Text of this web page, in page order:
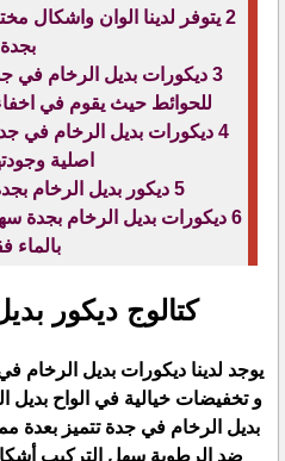
2 يتوفر لدينا الوان واشكال
3 ديكورات بديل الرخام في
للحوائط حيث يقوم في
4 ديكورات بديل الرخام في
اصلية
5 ديكور بديل الرخام بجده وزنها يكون خفيف .
6 ديكورات بديل الرخام
بالماء
كتالوج ديكور
يوجد لدينا ديكورات بديل الرخام
و تخفيضات خيالية في الواح
بديل الرخام في جدة تتميز بعدة
ضد الرطوبة سهل التركيب